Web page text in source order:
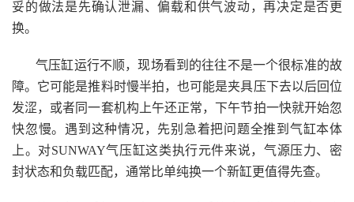
妥的做法是先确认泄漏、偏载和供气波动，再决定是否更
换。
气压缸运行不顺，现场看到的往往不是一个很标准的故
障。它可能是推料时慢半拍，也可能是夹具压下去以后回位
发涩，或者同一套机构上午还正常，下午节拍一快就开始忽
快忽慢。遇到这种情况，先别急着把问题全推到气缸本体
上。对SUNWAY气压缸这类执行元件来说，气源压力、密
封状态和负载匹配，通常比单纯换一个新缸更值得先查。